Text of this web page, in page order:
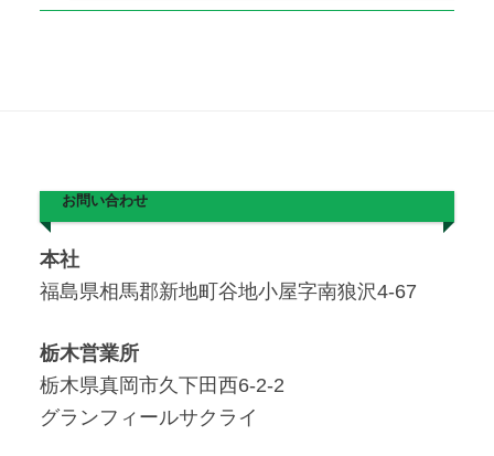
お問い合わせ
本社
福島県相馬郡新地町谷地小屋字南狼沢4-67
栃木営業所
栃木県真岡市久下田西6-2-2
グランフィールサクライ